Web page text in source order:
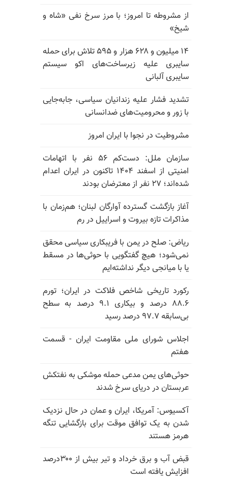
از مشروطه تا امروز؛ با مرز سرخ نفی «شاه و
شیخ»
۱۴ میلیون و ۶۲۸ هزار و ۵۹۵ تلاش برای حمله
سایبری علیه زیرساخت‌های اکو سیستم
سایبری آلبانی
تشدید فشار علیه زندانیان سیاسی، جابه‌جایی
با زور و محرومیت‌های ضدانسانی
مشروطیت در نجوا با ایران امروز
سازمان ملل: دست‌کم ۵۶ نفر با اتهامات
امنیتی از اسفند ۱۴۰۴ تاکنون در ایران اعدام
شده‌اند؛ ۲۷ نفر از معترضان بودند
آغاز بازگشت گسترده آوارگان لبنان؛ هم‌زمان با
مذاکرات تازه بیروت و اسراییل در رم
ریاض: صلح در یمن با فریبکاری سیاسی محقق
نمی‌شود؛ هیچ گفتگویی با حوثی‌ها در مسقط
یا با میانجی دیگر نداشته‌ایم
رکورد تاریخی شاخص فلاکت در ایران؛ تورم
۸۸.۶ درصد و بیکاری ۹.۱ درصد به سطح
بی‌سابقه ۹۷.۷ درصد رسید
اجلاس شورای ملی مقاومت ایران - قسمت
هفتم
حوثی‌های یمن مدعی حمله موشکی به نفتکش
عربستان در دریای سرخ شدند
آکسیوس: آمریکا، ایران و عمان در حال نزدیک
شدن به یک توافق موقت برای بازگشایی تنگه
هرمز هستند
قبض آب و برق خرداد و تیر بیش از ۳۰۰درصد
افزایش یافته است